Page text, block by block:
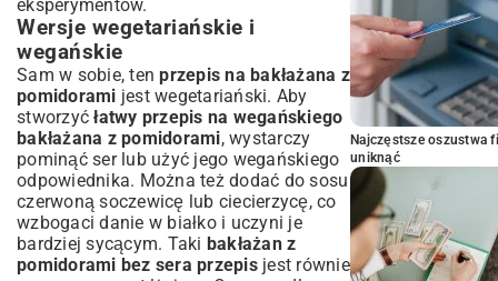
eksperymentów.
Wersje wegetariańskie i
wegańskie
Sam w sobie, tenprzepis na bakłażana z
pomidorami jest wegetariański. Aby
stworzyćłatwy przepis na wegańskiego
bakłażana z pomidorami, wystarczy
pominąć ser lub użyć jego wegańskiego
odpowiednika. Można też dodać do sosu
czerwoną soczewicę lub ciecierzycę, co
wzbogaci danie w białko i uczyni je
bardziej sycącym. Taki bakłażan z
pomidorami bez sera przepisjest równie
Najczęstsze oszustwa
uniknąć